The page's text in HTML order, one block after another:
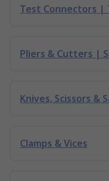
Test Connectors |
Pliers & Cutters |
Knives, Scissors &
Clamps & Vices